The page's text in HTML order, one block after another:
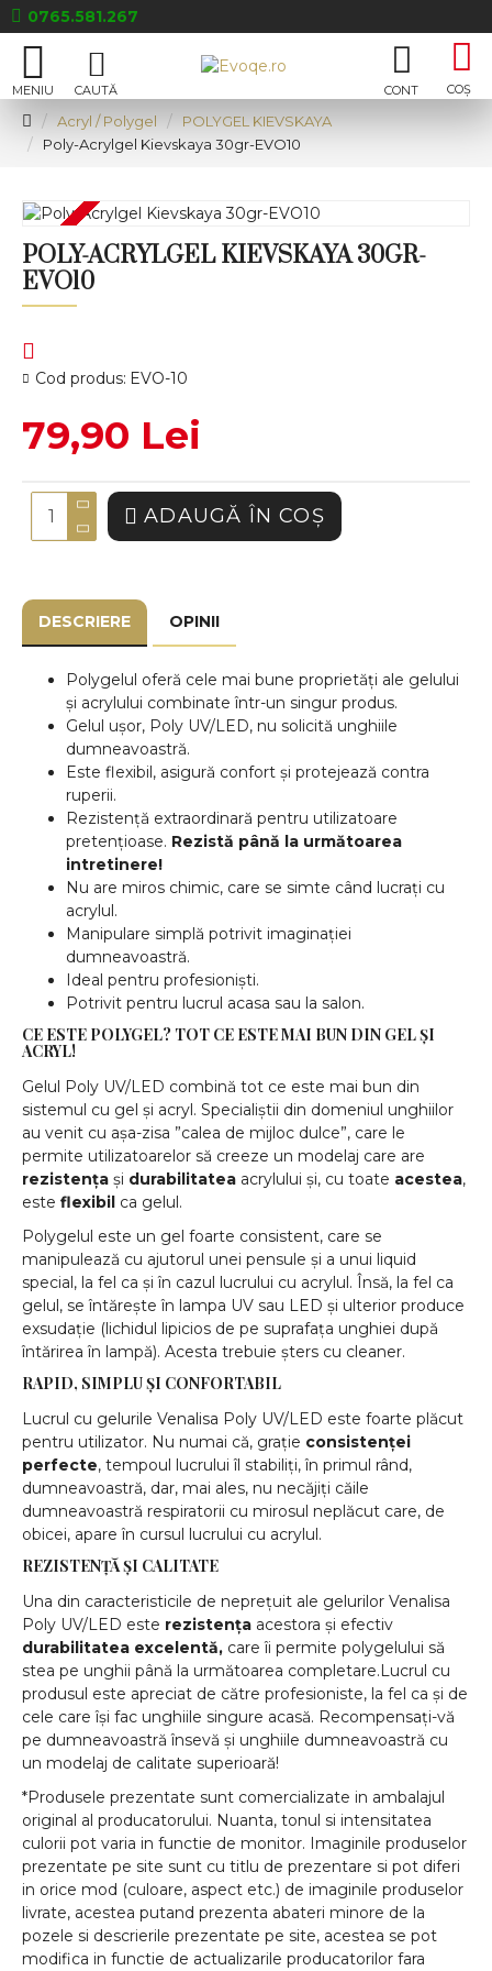
0765.581.267
Acryl / Polygel
POLYGEL KIEVSKAYA
Poly-Acrylgel Kievskaya 30gr-EVO10
POLY-ACRYLGEL KIEVSKAYA 30GR-
EVO10
Cod produs: EVO-10
79,90 Lei
ADAUGĂ ÎN COŞ
DESCRIERE OPINII
Polygelul oferă cele mai bune proprietăți ale gelului
și acrylului combinate într-un singur produs.
Gelul ușor, Poly UV/LED, nu solicită unghiile
dumneavoastră.
Este flexibil, asigură confort și protejează contra
ruperii.
Rezistență extraordinară pentru utilizatoare
pretențioase. Rezistă până la următoarea
intretinere!
Nu are miros chimic, care se simte când lucrați cu
acrylul.
Manipulare simplă potrivit imaginației
dumneavoastră.
Ideal pentru profesioniști.
Potrivit pentru lucrul acasa sau la salon.
CE ESTE POLYGEL? TOT CE ESTE MAI BUN DIN GEL ȘI
ACRYL!
Gelul Poly UV/LED combină tot ce este mai bun din
sistemul cu gel și acryl. Specialiștii din domeniul unghiilor
au venit cu așa-zisa ”calea de mijloc dulce”, care le
permite utilizatoarelor să creeze un modelaj care are
rezistența și durabilitatea acrylului și, cu toate acestea,
este flexibil ca gelul.
Polygelul este un gel foarte consistent, care se
manipulează cu ajutorul unei pensule și a unui liquid
special, la fel ca și în cazul lucrului cu acrylul. Însă, la fel ca
gelul, se întărește în lampa UV sau LED și ulterior produce
exsudație (lichidul lipicios de pe suprafața unghiei după
întărirea în lampă). Acesta trebuie șters cu cleaner.
RAPID, SIMPLU ȘI CONFORTABIL
Lucrul cu gelurile Venalisa Poly UV/LED este foarte plăcut
pentru utilizator. Nu numai că, grație consistenței
perfecte, tempoul lucrului îl stabiliți, în primul rând,
dumneavoastră, dar, mai ales, nu necăjiți căile
dumneavoastră respiratorii cu mirosul neplăcut care, de
obicei, apare în cursul lucrului cu acrylul.
REZISTENȚĂ ȘI CALITATE
Una din caracteristicile de neprețuit ale gelurilor Venalisa
Poly UV/LED este rezistența acestora și efectiv
durabilitatea excelentă, care îi permite polygelului să
stea pe unghii până la următoarea completare.Lucrul cu
produsul este apreciat de către profesioniste, la fel ca și de
cele care își fac unghiile singure acasă. Recompensați-vă
pe dumneavoastră însevă și unghiile dumneavoastră cu
un modelaj de calitate superioară!
*Produsele prezentate sunt comercializate in ambalajul
original al producatorului. Nuanta, tonul si intensitatea
culorii pot varia in functie de monitor. Imaginile produselor
prezentate pe site sunt cu titlu de prezentare si pot diferi
in orice mod (culoare, aspect etc.) de imaginile produselor
livrate, acestea putand prezenta abateri minore de la
pozele si descrierile prezentate pe site, acestea se pot
modifica in functie de actualizarile producatorilor fara